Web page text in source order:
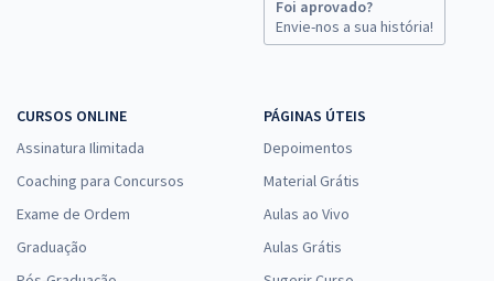
Foi aprovado?
Envie-nos a sua história!
CURSOS ONLINE
Assinatura Ilimitada
Coaching para Concursos
Exame de Ordem
Graduação
PÁGINAS ÚTEIS
Depoimentos
Material Grátis
Aulas ao Vivo
Aulas Grátis